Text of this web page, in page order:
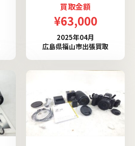
買取金額
¥63,000
2025年04月
広島県福山市出張買取